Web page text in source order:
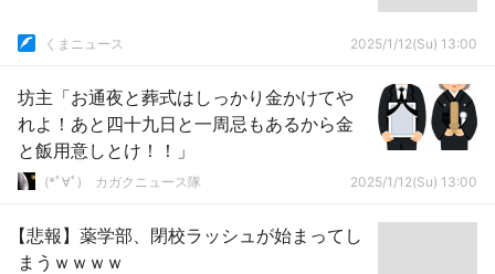
くまニュース 2025/1/12(Su) 13:00
坊主「お通夜と葬式はしっかり金かけてや
れよ！あと四十九日と一周忌もあるから金
と飯用意しとけ！！」
(*ﾟ∀ﾟ)ゞカガクニュース隊 2025/1/12(Su) 13:00
【悲報】薬学部、閉校ラッシュが始まってし
まうｗｗｗｗ